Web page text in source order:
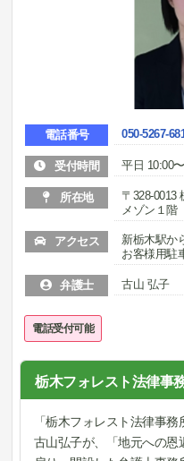
電話番号 050-5267-
受付時間 平日 10:00
所在地
〒328-0013
メゾン１階
アクセス
新栃木駅か
お客様用駐
弁護士 古山 弘子
電話受付可能
栃木フォレスト法律事
「栃木フォレスト法律事
古山弘子が、「地元への